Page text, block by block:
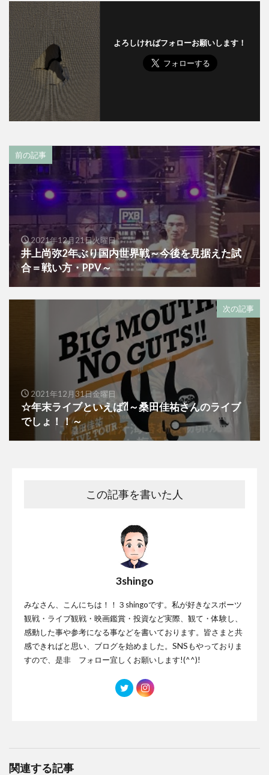
よろしければフォローお願いします！
前の記事
2021年12月21日火曜日
井上尚弥2年ぶり国内世界戦～今後を見据えた試
合＝戦い方・PPV～
次の記事
2021年12月31日金曜日
☆年末ライブといえば⁈～桑田佳祐さんのライブ
でしょ！！～
この記事を書いた人
3shingo
みなさん、こんにちは！！３shingoです。私が好きなスポーツ
観戦・ライブ観戦・映画鑑賞・投資など実際、観て・体験し、
感動した事や参考になる事などを書いております。皆さまと共
感できればと思い、ブログを始めました。SNSもやっておりま
すので、是非 フォロー宜しくお願いします!(^^)!
関連する記事